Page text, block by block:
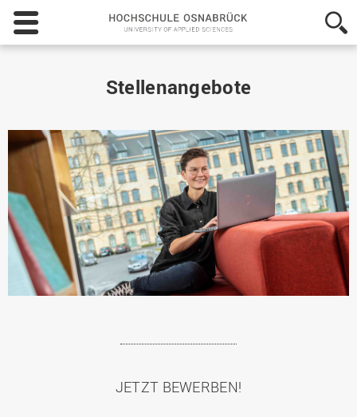
Hochschule
Osnabrück
-
Stellenangebote
JETZT BEWERBEN!